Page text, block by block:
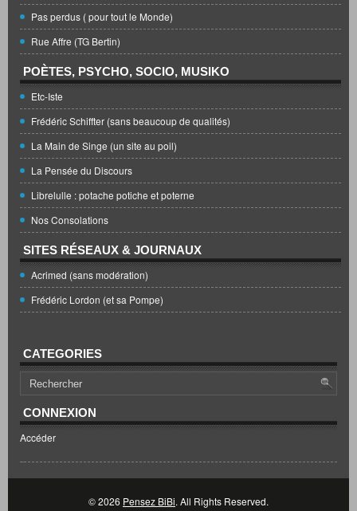
Pas perdus ( pour tout le Monde)
Rue Affre (TG Bertin)
POÈTES, PSYCHO, SOCIO, MUSIKO
Etc-Iste
Frédéric Schiffter (sans beaucoup de qualités)
La Main de Singe (un site au poil)
La Pensée du Discours
Librelulle : potache potiche et poterne
Nos Consolations
SITES RÉSEAUX & JOURNAUX
Acrimed (sans modération)
Frédéric Lordon (et sa Pompe)
CATEGORIES
CONNEXION
Accéder
© 2026 Pensez BiBi. All Rights Reserved.